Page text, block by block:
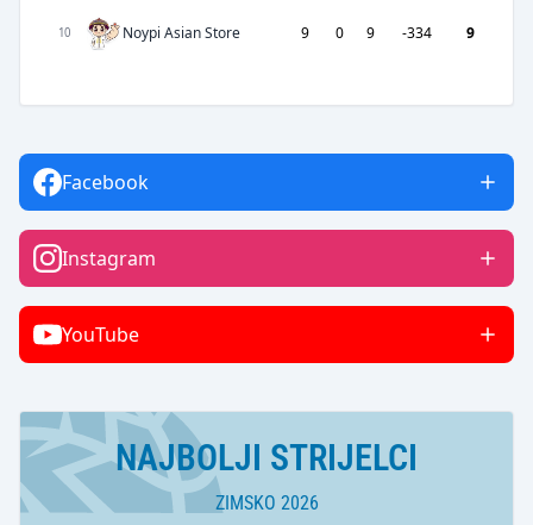
10 Noypi Asian Store 9 0 9 -334 9
Facebook
Instagram
YouTube
NAJBOLJI STRIJELCI
ZIMSKO 2026